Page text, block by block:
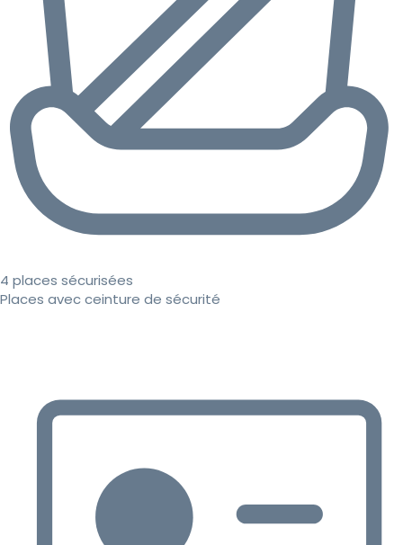
4 places sécurisées
Places avec ceinture de sécurité